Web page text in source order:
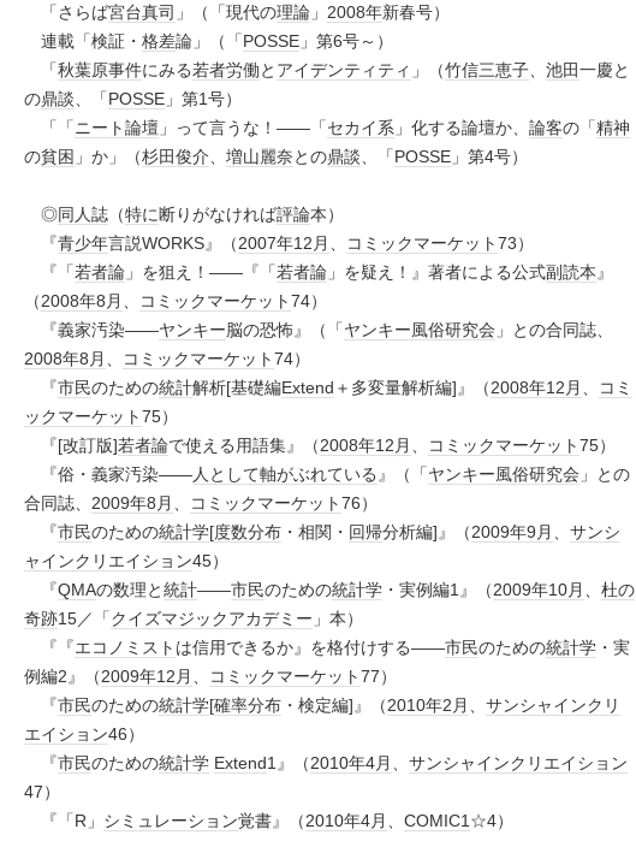
「さらば宮台真司 」（「現代の理論 」 2008年新春号）
連載「検証・ 格差論」（「POSSE 」第6号～）
「秋葉原事件にみる若者労働と アイデンティティ 」（竹信三恵子、 池田一慶と
の鼎談、「POSSE 」第1号）
「「ニート論壇 」って言うな！――「セカイ系 」化する論壇か、 論客の「精神
の貧困 」か」（杉田俊介、 増山麗奈との鼎談、「POSSE 」第4号）
◎同人誌 （特に断りがなければ評論本）
『青少年言説WORKS』（2007年12月 、 コミックマーケット73）
『「若者論 」を狙え！――『「若者論 」を疑え！』著者による公式副読本』
（2008年8月 、 コミックマーケット74）
『義家汚染――ヤンキー脳の恐怖』（「ヤンキー風俗研究会 」との合同誌、
2008年8月 、 コミックマーケット74）
『市民のための統計解析[基礎編Extend ＋多変量解析編]』（2008年12月 、
コミ
ックマーケット75）
『[改訂版]若者論で使える用語集』（2008年12月 、 コミックマーケット75）
『俗・義家汚染――人として軸がぶれている 』（「ヤンキー風俗研究会 」との
合同誌、 2009年8月 、 コミックマーケット76）
『市民のための統計学[度数分布 ・相関・ 回帰分析編]』（2009年9月 、 サンシ
ャインクリエイション45）
『QMAの数理と統計――市民のための統計学 ・実例編1』（2009年10月 、 杜の
奇跡15／「クイズマジックアカデミー 」本）
『『エコノミスト は信用できるか』を格付けする――市民のための統計学 ・実
例編2』（2009年12月 、 コミックマーケット77）
『市民のための統計学[確率分布 ・検定編]』（2010年2月 、 サンシャインクリ
エイション46）
『市民のための統計学 Extend1』（2010年4月 、 サンシャインクリエイション
47）
『「R」 シミュレーション覚書』（2010年4月 、 COMIC1☆4）